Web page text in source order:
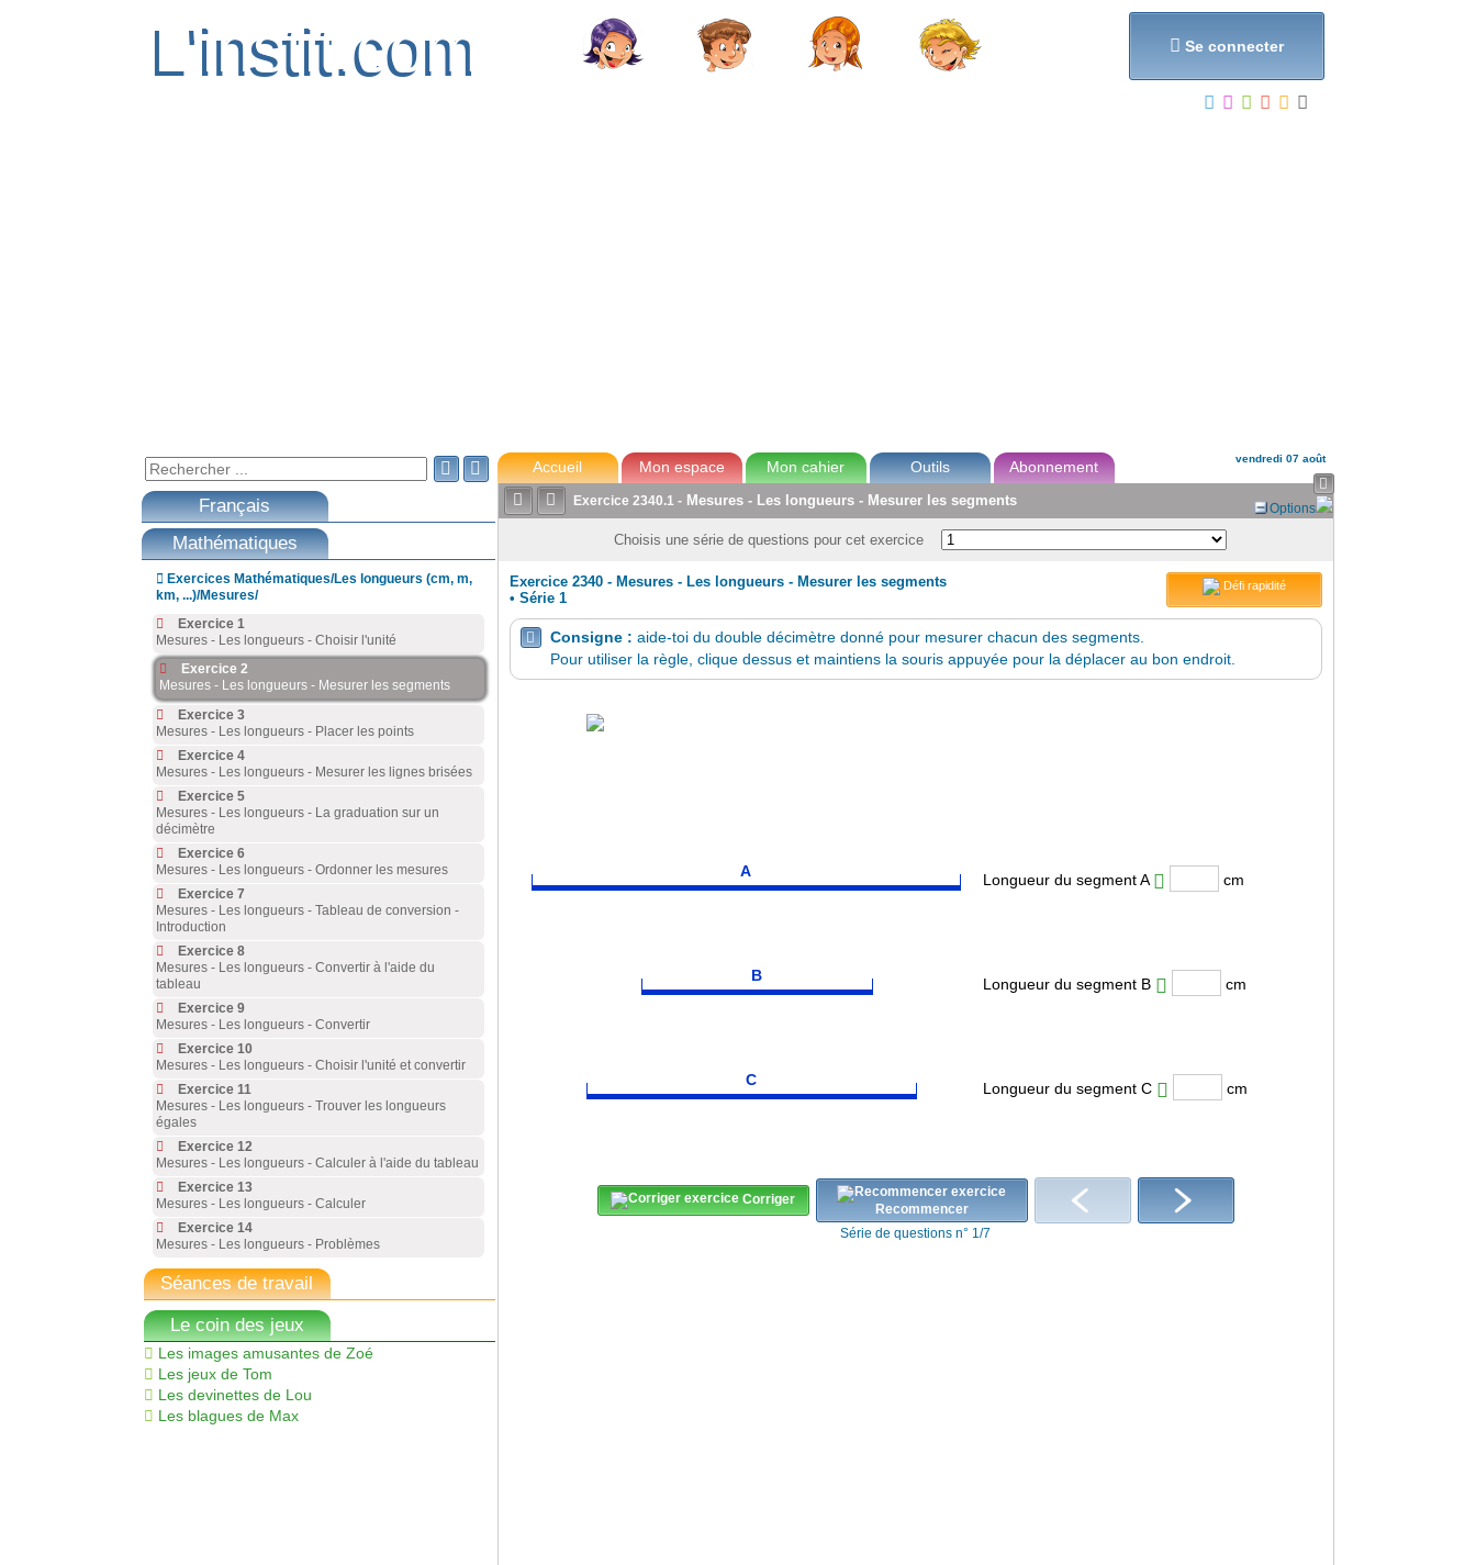
 Se connecter
L'instit.com
L'instit.com avec Zoé Tom Lou Max
 
Français
Mathématiques
 Exercices Mathématiques/Les longueurs (cm, m,
km, ...)/Mesures/
Exercice 1
Mesures - Les longueurs - Choisir l'unité
Exercice 2
Mesures - Les longueurs - Mesurer les segments
Exercice 3
Mesures - Les longueurs - Placer les points
Exercice 4
Mesures - Les longueurs - Mesurer les lignes brisées
Exercice 5
Mesures - Les longueurs - La graduation sur un
décimètre
Exercice 6
Mesures - Les longueurs - Ordonner les mesures
Exercice 7
Mesures - Les longueurs - Tableau de conversion -
Introduction
Exercice 8
Mesures - Les longueurs - Convertir à l'aide du
tableau
Exercice 9
Mesures - Les longueurs - Convertir
Exercice 10
Mesures - Les longueurs - Choisir l'unité et convertir
Exercice 11
Mesures - Les longueurs - Trouver les longueurs
égales
Exercice 12
Mesures - Les longueurs - Calculer à l'aide du tableau
Exercice 13
Mesures - Les longueurs - Calculer
Exercice 14
Mesures - Les longueurs - Problèmes
Séances de travail
Le coin des jeux
Les images amusantes de Zoé
Les jeux de Tom
Les devinettes de Lou
Les blagues de Max
Accueil Mon espace Mon cahier Outils Abonnement vendredi 07 août

  Exercice 2340.1- Mesures - Les longueurs - Mesurer les segments Options
Choisis une série de questions pour cet exercice
Défi rapidité
Exercice 2340 - Mesures - Les longueurs - Mesurer les segments
• Série 1
 Consigne : aide-toi du double décimètre donné pour mesurer chacun des segments.
Pour utiliser la règle, clique dessus et maintiens la souris appuyée pour la déplacer au bon endroit.
A Longueur du segment A cm
B Longueur du segment B cm
C Longueur du segment C cm
Corriger
Recommencer
Série de questions n° 1/7